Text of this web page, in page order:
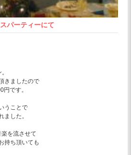
パーティーにて
きましたので
です。
うことで
ました。
を流させて
持ち頂いても